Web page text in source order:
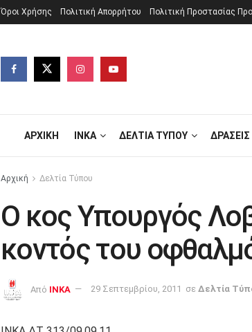
Όροι Χρήσης Πολιτική Aπορρήτου Πολιτική Προστασίας
ΑΡΧΙΚΉ ΙΝΚΑ ΔΕΛΤΊΑ ΤΎΠΟΥ
Αρχική Δελτία Τύπου
Ο κος Υπουργός
κοντός του
Από INKA 29 Σεπτεμβρίου, 2011 σε Δελτία